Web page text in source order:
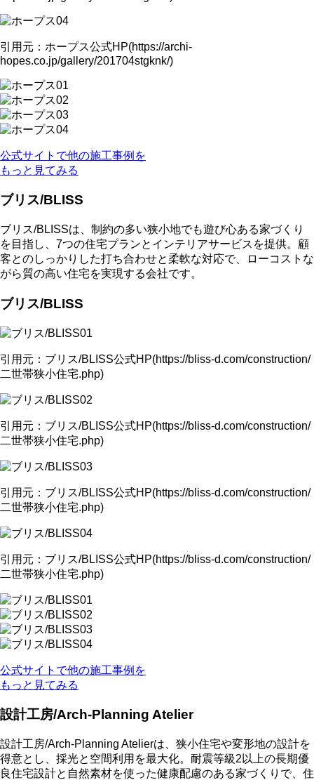
引用元：ホープス公式HP(https://archi-
hopes.co.jp/gallery/201704stgknk/)
公式サイトで他の施工事例を
もっと見てみる
ブリス/BLISS
ブリス/BLISSは、制約の多い狭小地でも遊び心ある家づくり
を目指し、7つの住宅プランとインテリアサービスを提供。顧
客とのしっかりした打ち合わせと柔軟な対応で、ローコストな
がら質の高い住宅を実現する会社です。
ブリス/BLISS
引用元：ブリス/BLISS公式HP(https://bliss-d.com/construction/
二世帯狭小住宅.php)
引用元：ブリス/BLISS公式HP(https://bliss-d.com/construction/
二世帯狭小住宅.php)
引用元：ブリス/BLISS公式HP(https://bliss-d.com/construction/
二世帯狭小住宅.php)
引用元：ブリス/BLISS公式HP(https://bliss-d.com/construction/
二世帯狭小住宅.php)
公式サイトで他の施工事例を
もっと見てみる
設計工房/Arch-Planning Atelier
設計工房/Arch-Planning Atelierは、狭小住宅や変形地の設計を
得意とし、採光と空間利用を最大化。耐震等級2以上の長期優
良住宅設計と自然素材を使った健康配慮のある家づくりで、住